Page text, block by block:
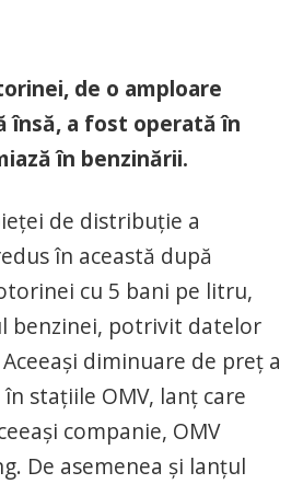
de o amploare
însă, a fost operată în
în benzinării.
de distribuție a
în această după
cu 5 bani pe litru,
benzinei, potrivit datelor
diminuare de preț a
stațiile OMV, lanț care
companie, OMV
De asemenea și lanțul